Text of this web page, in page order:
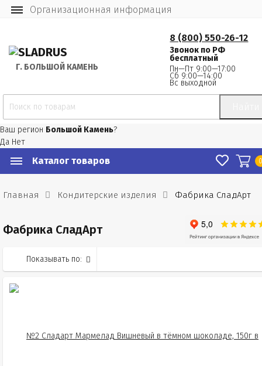
Организационная информация
Г. БОЛЬШОЙ КАМЕНЬ
8 (800) 550-26-12
Звонок по РФ
бесплатный
Пн—Пт 9:00—17:00
Сб 9:00—14:00
Вс выходной
Ваш регион Большой Камень?
Да Нет
Каталог товаров
Главная Кондитерские изделия Фабрика СладАрт
Фабрика СладАрт
Показывать по: